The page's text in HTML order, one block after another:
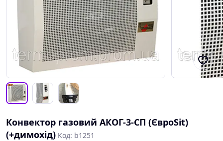
Конвектор газовий АКОГ-3-СП (ЄвроSit)
(+димохід) Код: b1251